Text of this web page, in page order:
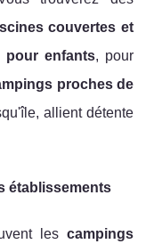
couvertes et
pour enfants, pour
proches de
allient détente
établissements
les campings